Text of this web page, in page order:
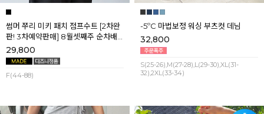
썸머 쭈리 미키 패치 점프수트 [2차완
판! 3차예약판매] 8월셋째주 순차배
송
29,800
F(44-88)
-5ºC 마법보정 워싱 부츠컷 데님
32,800
S(25-26),M(27-28),L(29-30),XL(31-
32),2XL(33-34)